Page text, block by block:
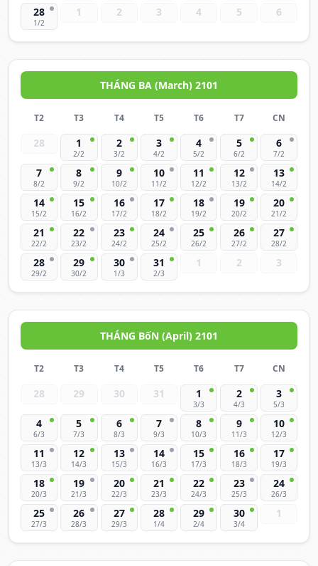
28
1/2
1 2 3 4 5 6
THÁNG BA (March) 2101
T2 T3 T4 T5 T6 T7 CN
28 1
2/2
2
3/2
3
4/2
4
5/2
5
6/2
6
7/2
7
8/2
8
9/2
9
10/2
10
11/2
11
12/2
12
13/2
13
14/2
14
15/2
15
16/2
16
17/2
17
18/2
18
19/2
19
20/2
20
21/2
21
22/2
22
23/2
23
24/2
24
25/2
25
26/2
26
27/2
27
28/2
28
29/2
29
30/2
30
1/3
31
2/3
1 2 3
THÁNG BốN (April) 2101
T2 T3 T4 T5 T6 T7 CN
28 29 30 31 1
3/3
2
4/3
3
5/3
4
6/3
5
7/3
6
8/3
7
9/3
8
10/3
9
11/3
10
12/3
11
13/3
12
14/3
13
15/3
14
16/3
15
17/3
16
18/3
17
19/3
18
20/3
19
21/3
20
22/3
21
23/3
22
24/3
23
25/3
24
26/3
25
27/3
26
28/3
27
29/3
28
1/4
29
2/4
30
3/4
1